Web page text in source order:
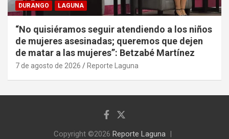
DURANGO LAGUNA
“No quisiéramos seguir atendiendo a los niños
de mujeres asesinadas; queremos que dejen
de matar a las mujeres”: Betzabé Martínez
7 de agosto de 2026 Reporte Laguna
Copyright ©2026 Reporte Laguna